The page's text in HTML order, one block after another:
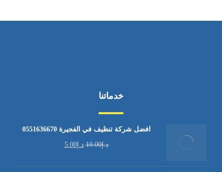
خدماتنا
افضل شركة تنظيف في الفجيرة 0551636670
د.إ10.00 د.إ5.00